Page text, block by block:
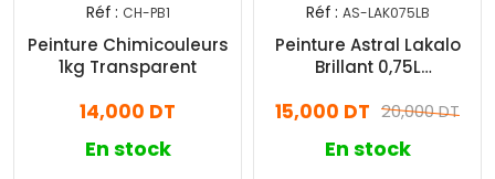
Réf : CH-PB1
Peinture Chimicouleurs
1kg Transparent
14,000 DT
En stock
Réf : AS-LAK075LB
Peinture Astral Lakalo
Brillant 0,75L
20,000 DT
15,000 DT
En stock